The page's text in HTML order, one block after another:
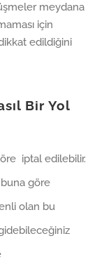
meydana
için
edildiğini
Bir Yol
iptal edilebilir.
buna göre
olan bu